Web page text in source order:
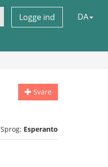
Logge ind DA
Svare
Sprog: Esperanto